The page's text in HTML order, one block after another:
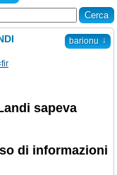
barionu ↓
sapeva
di informazioni